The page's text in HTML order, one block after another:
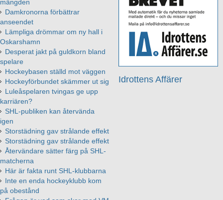
Idrottens Affärer
mängden
Damkronorna förbättrar
anseendet
Lämpliga drömmar om ny hall i
Oskarshamn
Desperat jakt på guldkorn bland
spelare
Hockeybasen ställd mot väggen
Hockeyförbundet skämmer ut sig
Luleåspelaren tvingas ge upp
karriären?
SHL-publiken kan återvända
igen
Storstädning gav strålande effekt
Storstädning gav strålande effekt
Återvändare sätter färg på SHL-
matcherna
Här är fakta runt SHL-klubbarna
Inte en enda hockeyklubb kom
på obestånd